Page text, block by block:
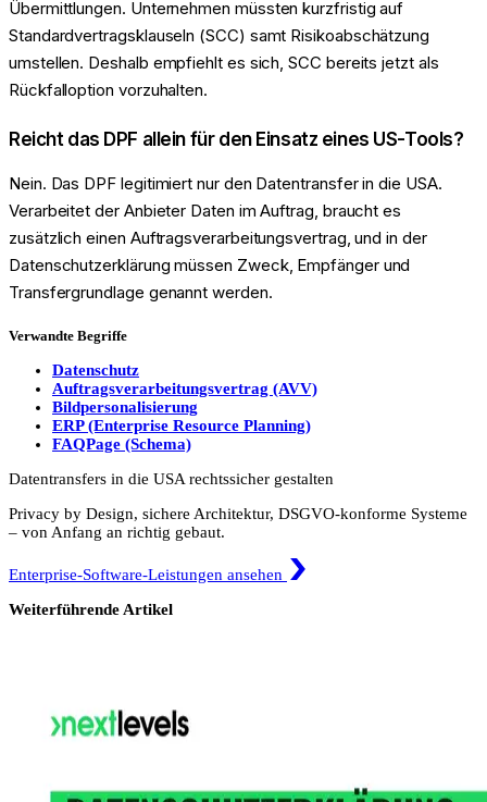
Übermittlungen. Unternehmen müssten kurzfristig auf
Standardvertragsklauseln (SCC) samt Risikoabschätzung
umstellen. Deshalb empfiehlt es sich, SCC bereits jetzt als
Rückfalloption vorzuhalten.
Reicht das DPF allein für den Einsatz eines US-Tools?
Nein. Das DPF legitimiert nur den Datentransfer in die USA.
Verarbeitet der Anbieter Daten im Auftrag, braucht es
zusätzlich einen Auftragsverarbeitungsvertrag, und in der
Datenschutzerklärung müssen Zweck, Empfänger und
Transfergrundlage genannt werden.
Verwandte Begriffe
Datenschutz
Auftragsverarbeitungsvertrag (AVV)
Bildpersonalisierung
ERP (Enterprise Resource Planning)
FAQPage (Schema)
Datentransfers in die USA rechtssicher gestalten
Privacy by Design, sichere Architektur, DSGVO-konforme Systeme
– von Anfang an richtig gebaut.
Enterprise-Software-Leistungen ansehen
Weiterführende Artikel